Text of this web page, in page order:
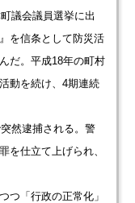
議会議員選挙に出
を信条として防災活
だ。平成18年の町村
動を続け、4期連続
然逮捕される。警
を仕立て上げられ、
つ「行政の正常化」